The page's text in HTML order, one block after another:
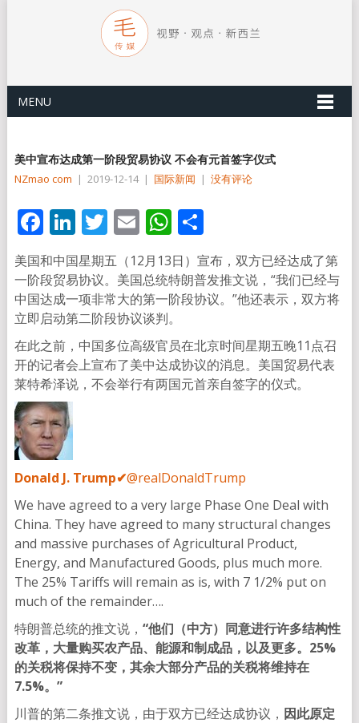
MENU
美中宣布达成第一阶段贸易协议 不会有元首签字仪式
NZmao com | 2019-12-14 | 国际新闻 | 没有评论
Facebook
LinkedIn
Twitter
EmailWhatsApp
分
享
美国和中国星期五（12月13日）宣布，双方已经达成了第
一阶段贸易协议。美国总统特朗普发推文说，“我们已经与
中国达成一项非常大的第一阶段协议。”他还表示，双方将
立即启动第二阶段协议谈判。
在此之前，中国多位高级官员在北京时间星期五晚11点召
开的记者会上宣布了美中达成协议的消息。美国贸易代表
莱特希泽说，不会举行有两国元首亲自签字的仪式。
Donald J. Trump✔@realDonaldTrump
We have agreed to a very large Phase One Deal with
China. They have agreed to many structural changes
and massive purchases of Agricultural Product,
Energy, and Manufactured Goods, plus much more.
The 25% Tariffs will remain as is, with 7 1/2% put on
much of the remainder….
特朗普总统的推文说， “他们（中方）同意进行许多结构性
改革，大量购买农产品、能源和制成品，以及更多。25%
的关税将保持不变，其余大部分产品的关税将维持在
7.5%。”
川普的第二条推文说，由于双方已经达成协议， 因此原定